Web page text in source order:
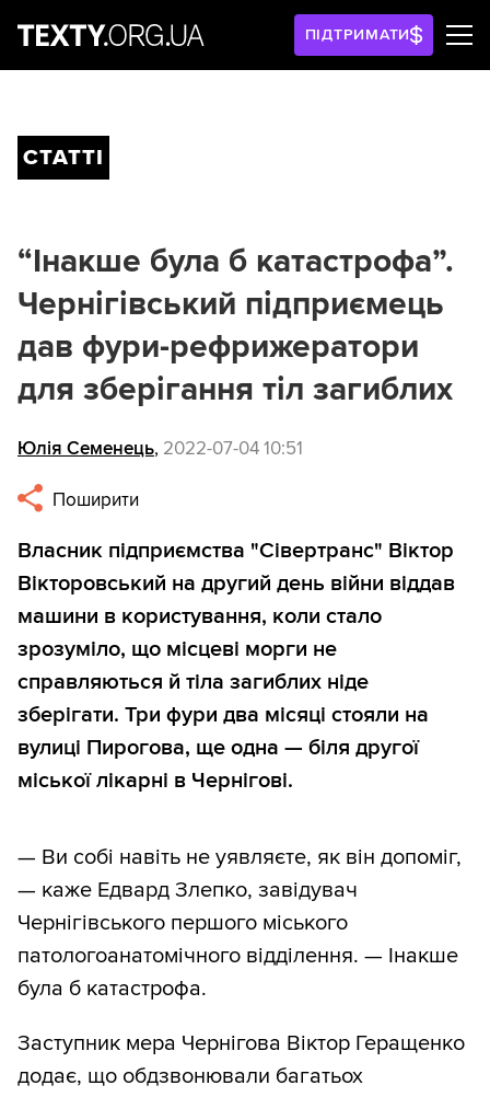
ПІДТРИМАТИ
СТАТТІ
“Інакше була б катастрофа”.
Чернігівський підприємець
дав фури-рефрижератори
для зберігання тіл загиблих
Юлія Семенець, 2022-07-04 10:51
Поширити
Власник підприємства "Сівертранс" Віктор
Вікторовський на другий день війни віддав
машини в користування, коли стало
зрозуміло, що місцеві морги не
справляються й тіла загиблих ніде
зберігати. Три фури два місяці стояли на
вулиці Пирогова, ще одна — біля другої
міської лікарні в Чернігові.
— Ви собі навіть не уявляєте, як він допоміг,
— каже Едвард Злепко, завідувач
Чернігівського першого міського
патологоанатомічного відділення. — Інакше
була б катастрофа.
Заступник мера Чернігова Віктор Геращенко
додає, що обдзвонювали багатьох